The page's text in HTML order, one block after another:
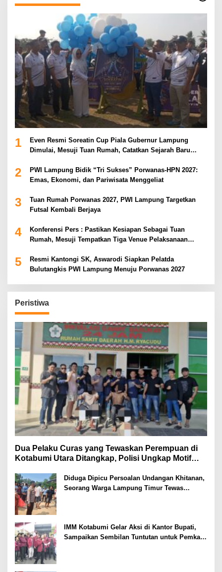
1
Even Resmi Soreatin Cup Piala Gubernur Lampung
Dimulai, Mesuji Tuan Rumah, Catatkan Sejarah Baru
2
PWI Lampung Bidik “Tri Sukses” Porwanas-HPN 2027:
Emas, Ekonomi, dan Pariwisata Menggeliat
3
Tuan Rumah Porwanas 2027, PWI Lampung Targetkan
Futsal Kembali Berjaya
4
Konferensi Pers : Pastikan Kesiapan Sebagai Tuan
Rumah, Mesuji Tempatkan Tiga Venue Pelaksanaan
5
Resmi Kantongi SK, Aswarodi Siapkan Pelatda
Bulutangkis PWI Lampung Menuju Porwanas 2027
Peristiwa
Dua Pelaku Curas yang Tewaskan Perempuan di
Kotabumi Utara Ditangkap, Polisi Ungkap Motif
Diduga Dipicu Persoalan Undangan Khitanan,
Seorang Warga Lampung Timur Tewas
IMM Kotabumi Gelar Aksi di Kantor Bupati,
Sampaikan Sembilan Tuntutan untuk Pemkab